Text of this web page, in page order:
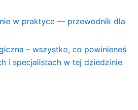
w praktyce — przewodnik dla
– wszystko, co powinieneś
i specjalistach w tej dziedzinie